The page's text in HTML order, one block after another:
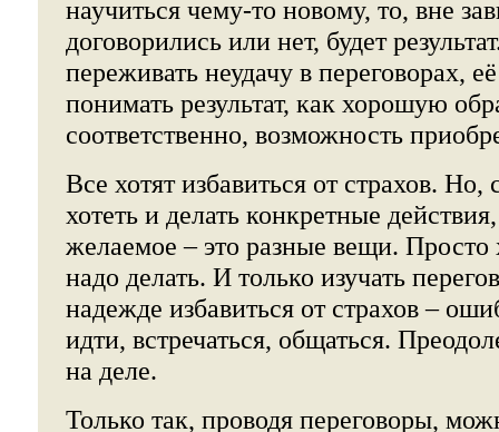
научиться чему-то новому, то, вне
договорились или нет, будет
переживать неудачу в переговорах,
понимать результат, как хорошую
соответственно, возможность
Все хотят избавиться от страхов. Но,
хотеть и делать конкретные
желаемое – это разные вещи. Просто
надо делать. И только изучать
надежде избавиться от страхов –
идти, встречаться, общаться.
на деле.
Только так, проводя переговоры,